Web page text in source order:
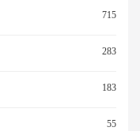
715
283
183
55